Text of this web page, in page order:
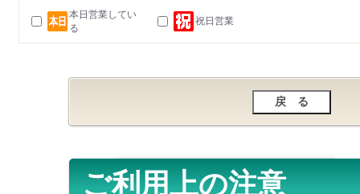
本日営業してい
る
祝日営業
ご利用上の注意